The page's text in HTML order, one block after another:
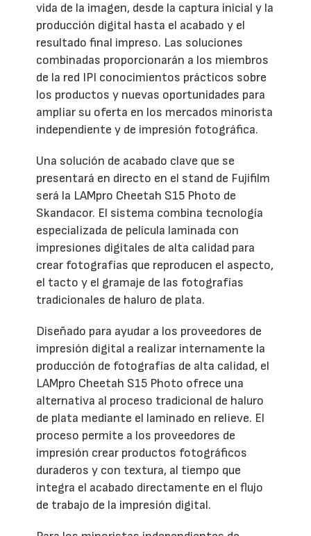
vida de la imagen, desde la captura inicial y la
producción digital hasta el acabado y el
resultado final impreso. Las soluciones
combinadas proporcionarán a los miembros
de la red IPI conocimientos prácticos sobre
los productos y nuevas oportunidades para
ampliar su oferta en los mercados minorista
independiente y de impresión fotográfica.
Una solución de acabado clave que se
presentará en directo en el stand de Fujifilm
será la LAMpro Cheetah S15 Photo de
Skandacor. El sistema combina tecnología
especializada de película laminada con
impresiones digitales de alta calidad para
crear fotografías que reproducen el aspecto,
el tacto y el gramaje de las fotografías
tradicionales de haluro de plata.
Diseñado para ayudar a los proveedores de
impresión digital a realizar internamente la
producción de fotografías de alta calidad, el
LAMpro Cheetah S15 Photo ofrece una
alternativa al proceso tradicional de haluro
de plata mediante el laminado en relieve. El
proceso permite a los proveedores de
impresión crear productos fotográficos
duraderos y con textura, al tiempo que
integra el acabado directamente en el flujo
de trabajo de la impresión digital.